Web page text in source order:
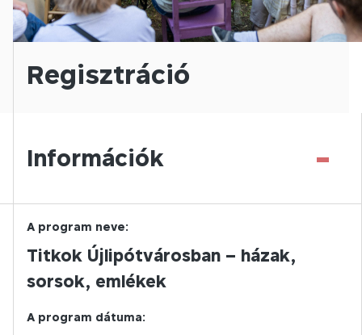
Regisztráció
Információk -
A program neve:
Titkok Újlipótvárosban – házak,
sorsok, emlékek
A program dátuma: